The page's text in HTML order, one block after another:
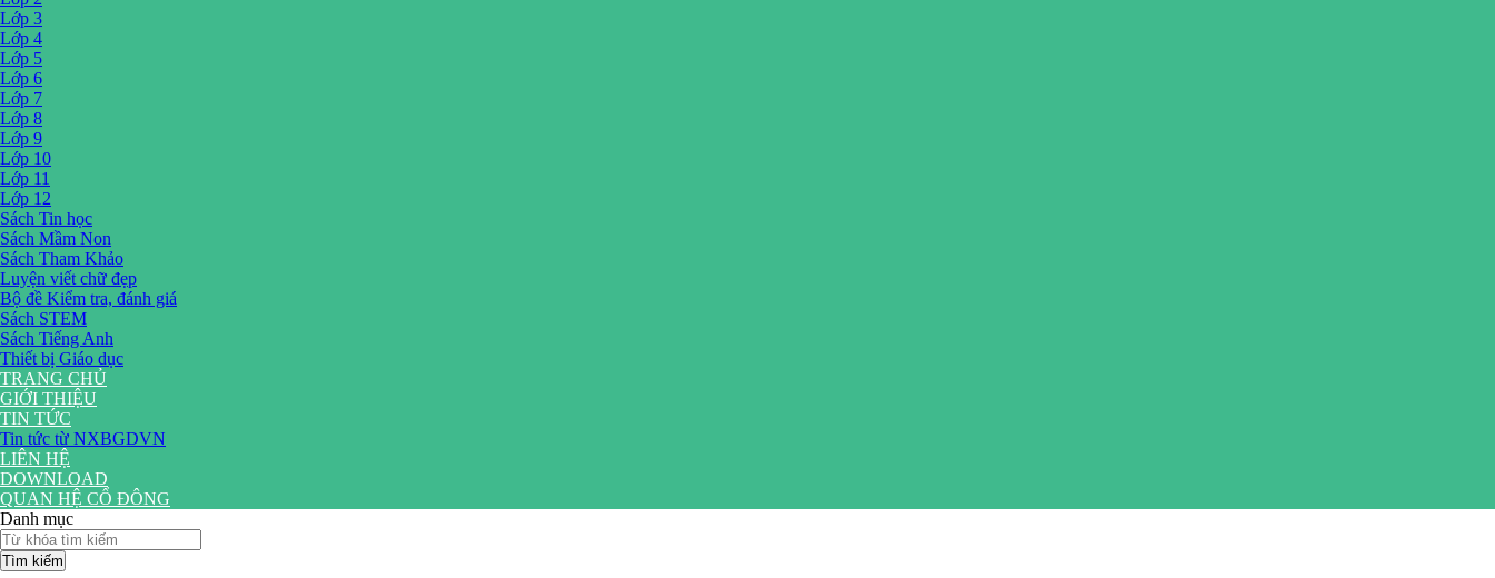
Lớp 3
Lớp 4
Lớp 5
Lớp 6
Lớp 7
Lớp 8
Lớp 9
Lớp 10
Lớp 11
Lớp 12
Sách Tin học
Sách Mầm Non
Sách Tham Khảo
Luyện viết chữ đẹp
Bộ đề Kiểm tra, đánh giá
Sách STEM
Sách Tiếng Anh
Thiết bị Giáo dục
TRANG CHỦ
GIỚI THIỆU
TIN TỨC
Tin tức từ NXBGDVN
LIÊN HỆ
DOWNLOAD
QUAN HỆ CỔ ĐÔNG
Danh mục
Tìm kiếm